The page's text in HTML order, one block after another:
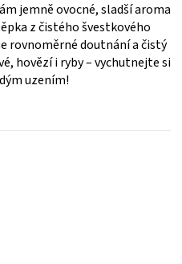
jemně ovocné, sladší aroma
z čistého švestkového
rovnoměrné doutnání a čistý
hovězí i ryby – vychutnejte si
uzením!